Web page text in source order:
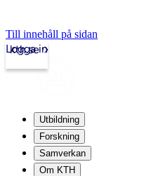
Till innehåll på sidan
kth.se
Logga in
Utbildning
Forskning
Samverkan
Om KTH